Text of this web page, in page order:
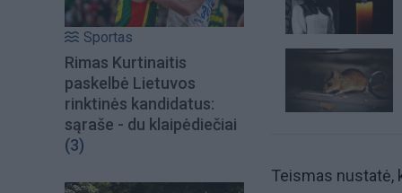
Sportas
Rimas Kurtinaitis
paskelbė Lietuvos
rinktinės kandidatus:
sąraše - du klaipėdiečiai
(3)
Teismas nustatė,